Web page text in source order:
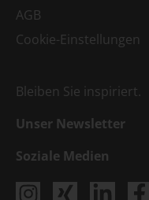
AGB
Cookie-Einstellungen
Bleiben Sie inspiriert.
Unser Newsletter
Soziale Medien